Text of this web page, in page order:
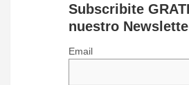
Subscribite
nuestro
Email